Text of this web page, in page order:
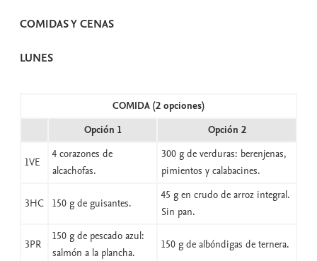
COMIDAS Y CENAS
LUNES
COMIDA (2 opciones)
Opción 1
Opción 2
1VE
4 corazones de
alcachofas.
300 g de verduras: berenjenas,
pimientos y calabacines.
3HC 150 g de guisantes.
45 g en crudo de arroz integral.
Sin pan.
3PR
150 g de pescado azul:
salmón a la plancha.
150 g de albóndigas de ternera.